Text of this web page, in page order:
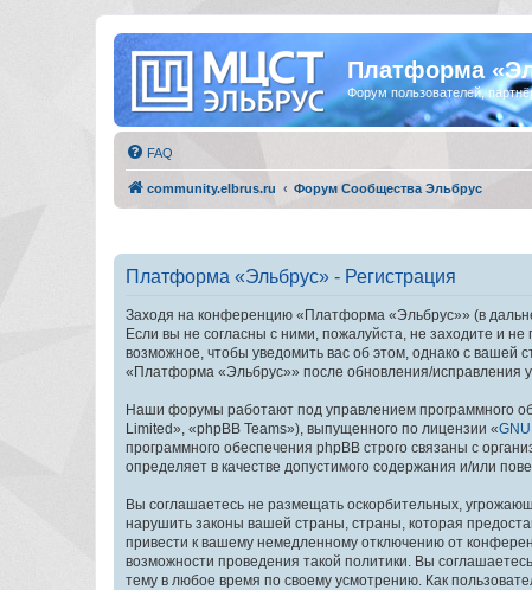
Платформа
Форум пользователей,
FAQ
community.elbrus.ru Форум Сообщества Эльбрус
Платформа «Эльбрус» - Регистрация
Заходя на конференцию «Платформа «Эльбрус»» (в
Если вы не согласны с ними, пожалуйста, не заходите и
возможное, чтобы уведомить вас об этом, однако с вашей
«Платформа «Эльбрус»» после обновления/исправления
Наши форумы работают под управлением программного
Limited», «phpBB Teams»), выпущенного по лицензии «
программного обеспечения phpBB строго связаны с
определяет в качестве допустимого содержания и/или
Вы соглашаетесь не размещать оскорбительных,
нарушить законы вашей страны, страны, которая
привести к вашему немедленному отключению от
возможности проведения такой политики. Вы
тему в любое время по своему усмотрению. Как